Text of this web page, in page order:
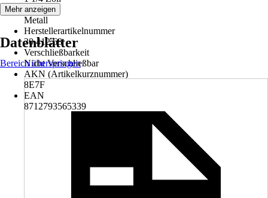
Material
Metall
Herstellerartikelnummer
30.412.68
Verschließbarkeit
Nicht Verschließbar
AKN (Artikelkurznummer)
8E7F
EAN
8712793565339
Mehr anzeigen
Datenblätter
Bereich überspringen